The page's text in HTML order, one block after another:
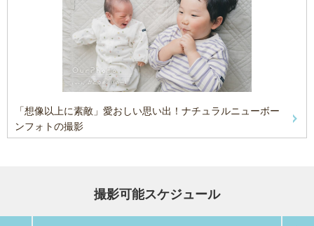
「想像以上に素敵」愛おしい思い出！ナチュラルニューボー
ンフォトの撮影
撮影可能スケジュール